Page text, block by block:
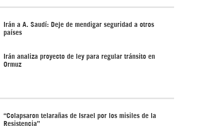
Irán a A. Saudí: Deje de mendigar seguridad a otros
países
Irán analiza proyecto de ley para regular tránsito en
Ormuz
“Colapsaron telarañas de Israel por los misiles de la
Resistencia”